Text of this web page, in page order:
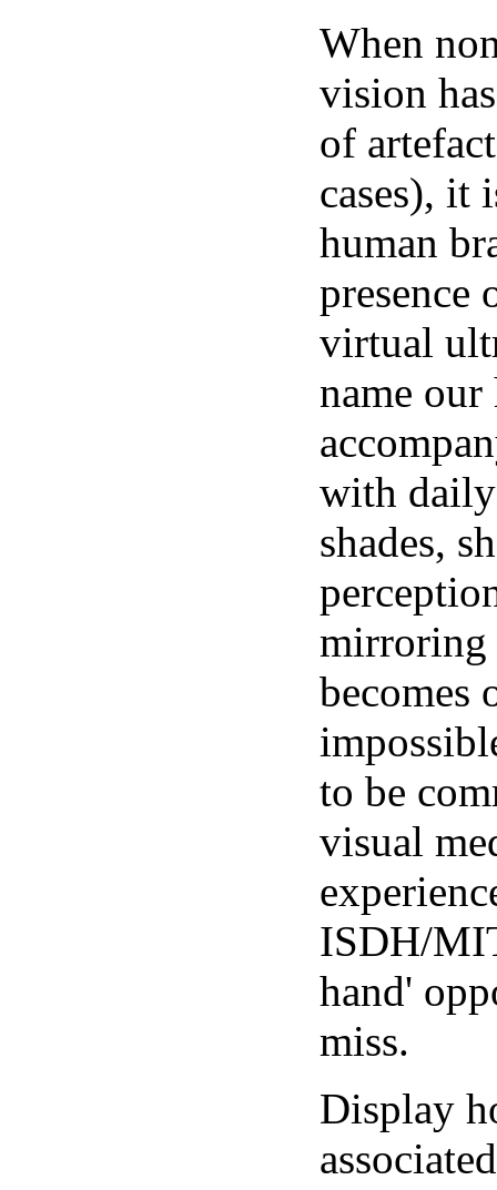
When
vision
of
cases), it
human
presence
virtual
name
with
shades,
mirroring
becomes
to be
visual
ISDH/
hand'
miss.
Display